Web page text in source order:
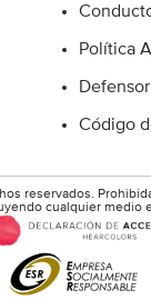
Política
Código
reservados.
cualquier medio